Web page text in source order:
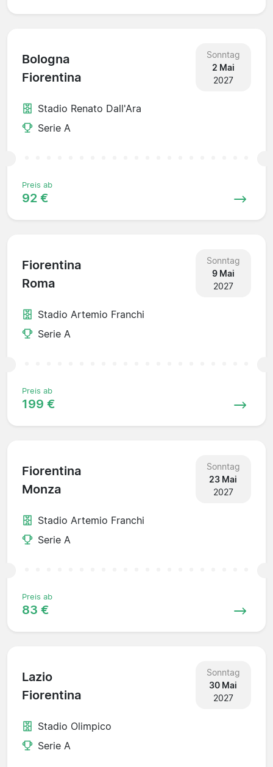
Bologna
Fiorentina
Sonntag
2 Mai
2027
Stadio Renato Dall'Ara
Serie A
Preis ab
92 €
Fiorentina
Roma
Sonntag
9 Mai
2027
Stadio Artemio Franchi
Serie A
Preis ab
199 €
Fiorentina
Monza
Sonntag
23 Mai
2027
Stadio Artemio Franchi
Serie A
Preis ab
83 €
Lazio
Fiorentina
Sonntag
30 Mai
2027
Stadio Olimpico
Serie A